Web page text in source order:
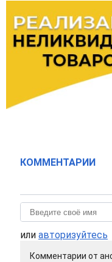
КОММЕНТАРИИ
или авторизуйтесь
Комментарии от